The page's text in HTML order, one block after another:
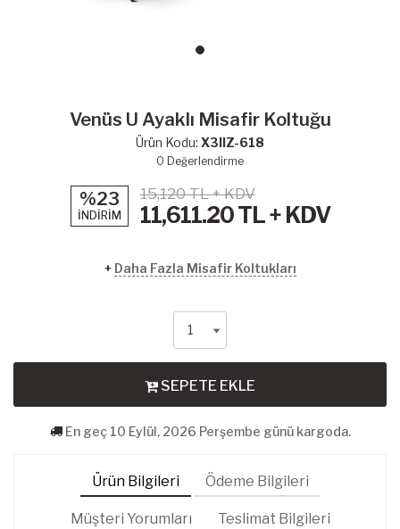
Venüs U Ayaklı Misafir Koltuğu
Ürün Kodu: X3IIZ-618
0 Değerlendirme
%23
İNDİRİM
15,120 TL + KDV
11,611.20TL + KDV
+ Daha Fazla Misafir Koltukları
SEPETE EKLE
En geç 10 Eylül, 2026 Perşembe günü kargoda.
Ürün Bilgileri Ödeme Bilgileri
Müşteri Yorumları Teslimat Bilgileri